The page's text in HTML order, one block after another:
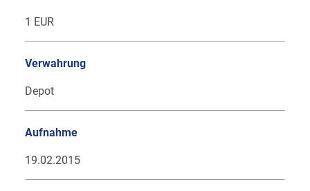
1 EUR
Verwahrung
Depot
Aufnahme
19.02.2015